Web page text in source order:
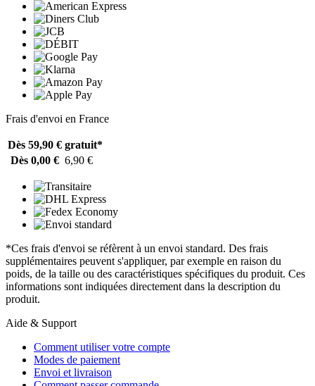
Frais d'envoi en France
Dès 59,90 € gratuit*
Dès 0,00 € 6,90 €
*Ces frais d'envoi se réfèrent à un envoi standard. Des frais
supplémentaires peuvent s'appliquer, par exemple en raison du
poids, de la taille ou des caractéristiques spécifiques du produit. Ces
informations sont indiquées directement dans la description du
produit.
Aide & Support
Comment utiliser votre compte
Modes de paiement
Envoi et livraison